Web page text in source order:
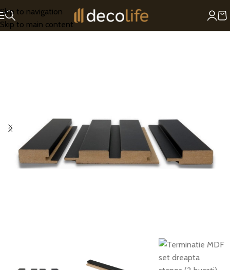
Skip to navigation
Skip to main content